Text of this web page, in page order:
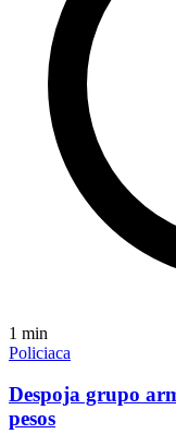
1 min
Policiaca
Despoja grupo
pesos